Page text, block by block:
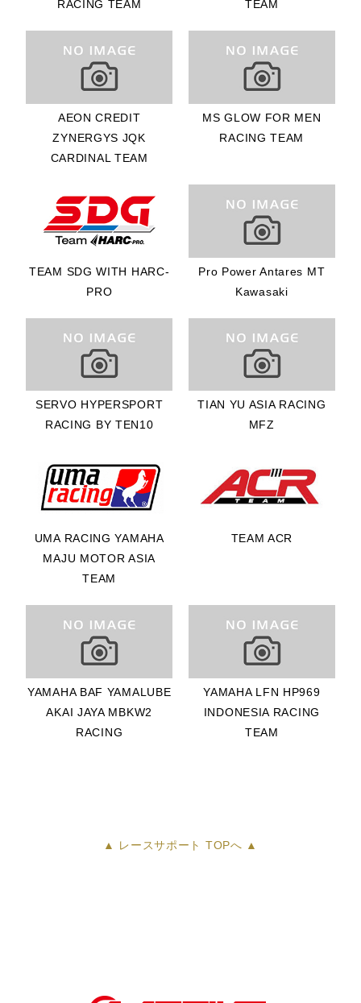
HONDA
RACING
MALAYSIA
14位 DIMAS
EKKY
PRATAMA選
FOR MEN
RACING TEAM
15位 MD IZAM
IKMAL選
手/VICTOR
RACING TEAM
TIANHAO選
手/VICTOR
RACING TEAM
1位 HIROKI
RACING
VIETNAM
RACING TEAM
3位 CANDRA H
選手/YAMAHA
RACING TEAM
TEAM
AEON CREDIT
ZYNERGYS JQK
CARDINAL TEAM
MS GLOW FOR MEN
RACING TEAM
TEAM SDG WITH HARC-
PRO
Pro Power Antares MT
Kawasaki
SERVO HYPERSPORT
RACING BY TEN10
TIAN YU ASIA RACING
MFZ
UMA RACING YAMAHA
MAJU MOTOR ASIA
TEAM
TEAM ACR
YAMAHA BAF YAMALUBE
AKAI JAYA MBKW2
RACING
YAMAHA LFN HP969
INDONESIA RACING
TEAM
▲ レースサポート TOPへ ▲